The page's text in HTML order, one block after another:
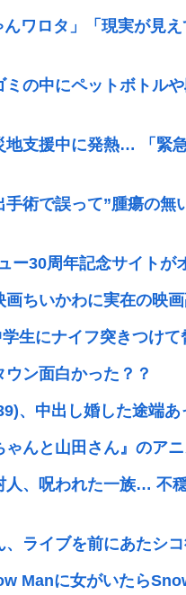
ワロタ」「現実が見
の中にペットボトル
地支援中に発熱… 「緊
手術で誤って”腫瘍の
30周年記念サイトが
ちいかわに実在の映
学生にナイフ突きつけ
ン面白かった？？
、中出し婚した途端
んと山田さん』のア
人、呪われた一族… 不
ライブを前にあたシ
Manに女がいたら